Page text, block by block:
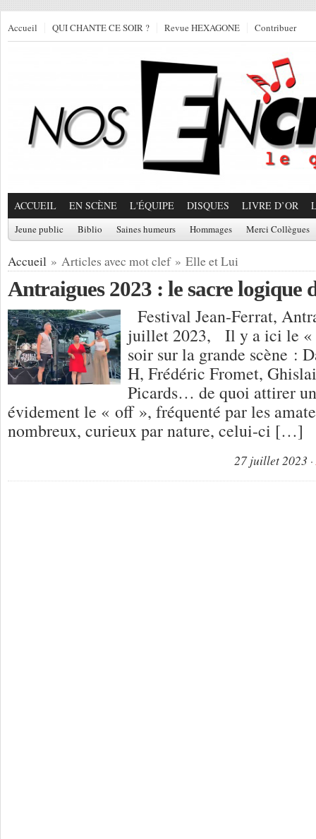
Accueil QUI CHANTE CE SOIR ? Revue HEXAGONE Contribuer
ACCUEIL EN SCÈNE L'ÉQUIPE DISQUES LIVRE D’OR
Jeune public Biblio Saines humeurs Hommages Merci Collègues
Accueil » Articles avec mot clef » Elle et Lui
Antraigues 2023 : le sacre logique
Festival Jean-Ferrat,
juillet 2023, Il y a ici le «
soir sur la grande scène :
H, Frédéric Fromet,
Picards… de quoi attirer
évidement le « off », fréquenté par les
nombreux, curieux par nature, celui-ci […]
27 juillet 2023